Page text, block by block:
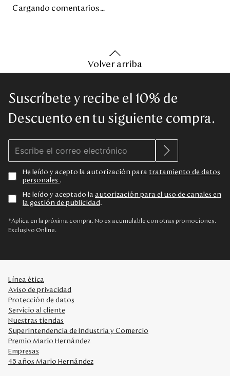
Cargando comentarios…
Volver arriba
Suscríbete y recibe el 10% de
Descuento en tu siguiente compra.
He leído y acepto la autorización para tratamiento de datos
personales .
He leído y aceptado la autorización para el uso de canales en
la gestión de publicidad .
*Aplica en la próxima compra. No es acumulable con otras promociones.
Exclusivo Online.
Línea ética
Aviso de privacidad
Protección de datos
Servicio al cliente
Nuestras tiendas
Superintendencia de Industria y Comercio
Premio Mario Hernández
Empresas
45 años Mario Hernández